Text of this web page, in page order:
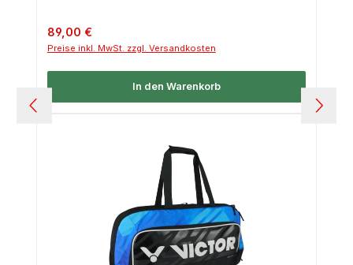
Regulärer Preis:
89,00 €
Preise inkl. MwSt. zzgl. Versandkosten
In den Warenkorb